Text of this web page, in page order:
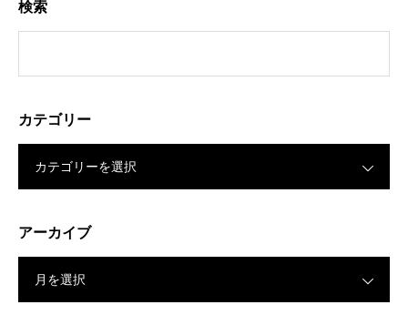
検索
カテゴリー
カテゴリーを選択
アーカイブ
月を選択